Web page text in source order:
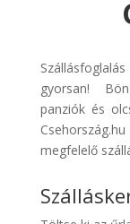
Discover
Cars
Transzfer
Kiwi
Taxi
gyorsan!
panziók és
megfelelő